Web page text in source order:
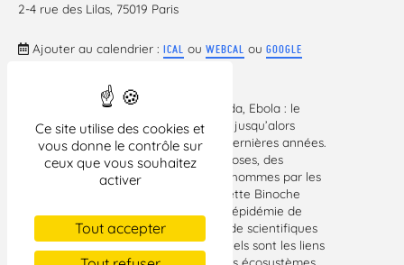
Ce site utilise des cookies et
vous donne le contrôle sur
ceux que vous souhaitez
activer
Tout accepter
2-4 rue des Lilas, 75019 Paris
Ajouter au calendrier : ICAL ou WEBCAL ou GOOGLE
Dengue, Chikungunya, Covid-19, Sida, Ebola : le
nombre de maladies émergentes – jusqu’alors
inconnues – a explosé ces quarante dernières années.
La plupart d’entre elles sont des zoonoses, des
maladies infectieuses transmises aux hommes par les
animaux. Dans ce documentaire, Juliette Binoche
cherche à saisir les causes de cette « épidémie de
pandémies ». Elle part à la rencontre de scientifiques
du monde entier pour comprendre quels sont les liens
entre la santé humaine et la santé des écosystèmes.